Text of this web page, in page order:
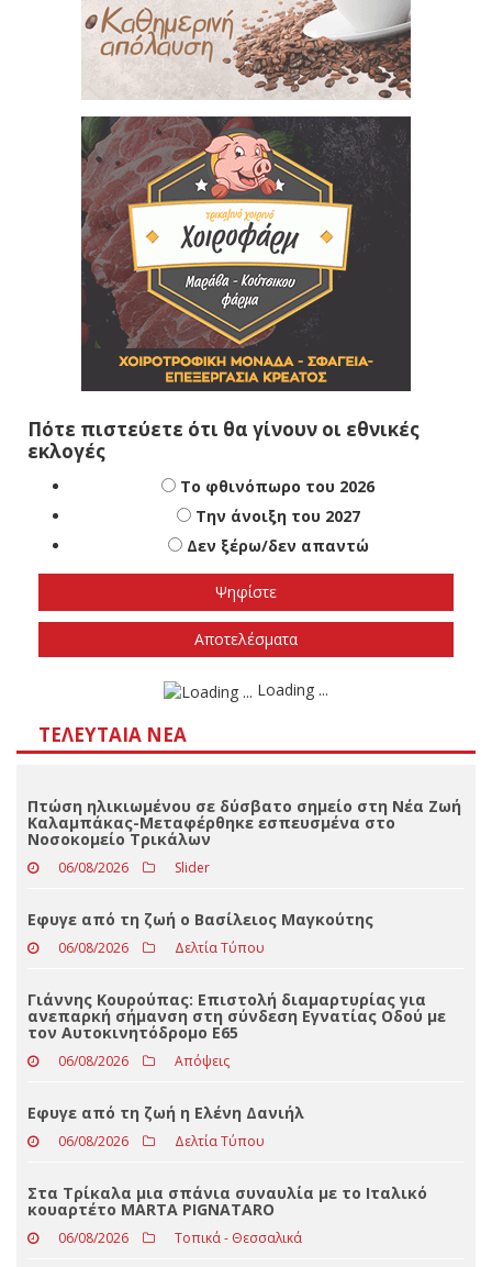
Πότε πιστεύετε ότι θα γίνουν οι εθνικές
εκλογές
Το φθινόπωρο του 2026
Την άνοιξη του 2027
Δεν ξέρω/δεν απαντώ
Αποτελέσματα
Loading ...
Πτώση ηλικιωμένου σε δύσβατο σημείο στη Νέα Ζωή
Καλαμπάκας-Μεταφέρθηκε εσπευσμένα στο
Νοσοκομείο Τρικάλων
Eφυγε από τη ζωή ο Βασίλειος Μαγκούτης
06/08/2026 Δελτία Τύπου
ανεπαρκή σήμανση στη σύνδεση Εγνατίας Οδού με
τον Αυτοκινητόδρομο Ε65
Εφυγε από τη ζωή η Ελένη Δανιήλ
06/08/2026 Δελτία Τύπου
κουαρτέτο MARTA PIGNATARO
06/08/2026 Τοπικά - Θεσσαλικά
ΟΛΕΣ ΟΙ ΕΙΔΗΣΕΙΣ